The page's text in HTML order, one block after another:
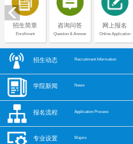
招生简章
Enrollment
咨询问答
Question & Answer
网上报名
Online Application
招生动态 Recruitment Information
学院新闻 News
报名流程 Application Process
专业设置 Majors